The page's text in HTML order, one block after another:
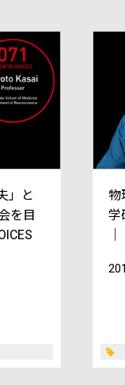
」と
を目
物
学